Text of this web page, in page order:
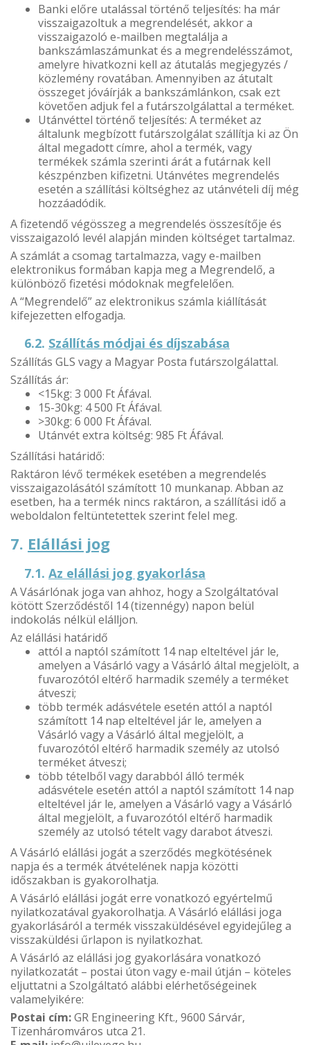
Banki előre utalással történő teljesítés: ha már
visszaigazoltuk a megrendelését, akkor a
visszaigazoló e-mailben megtalálja a
bankszámlaszámunkat és a megrendelésszámot,
amelyre hivatkozni kell az átutalás megjegyzés /
közlemény rovatában. Amennyiben az átutalt
összeget jóváírják a bankszámlánkon, csak ezt
követően adjuk fel a futárszolgálattal a terméket.
Utánvéttel történő teljesítés: A terméket az
általunk megbízott futárszolgálat szállítja ki az Ön
által megadott címre, ahol a termék, vagy
termékek számla szerinti árát a futárnak kell
készpénzben kifizetni. Utánvétes megrendelés
esetén a szállítási költséghez az utánvételi díj még
hozzáadódik.
A fizetendő végösszeg a megrendelés összesítője és
visszaigazoló levél alapján minden költséget tartalmaz.
A számlát a csomag tartalmazza, vagy e-mailben
elektronikus formában kapja meg a Megrendelő, a
különböző fizetési módoknak megfelelően.
A “Megrendelő” az elektronikus számla kiállítását
kifejezetten elfogadja.
6.2. Szállítás módjai és díjszabása
Szállítás GLS vagy a Magyar Posta futárszolgálattal.
Szállítás ár:
<15kg: 3 000 Ft Áfával.
15-30kg: 4 500 Ft Áfával.
>30kg: 6 000 Ft Áfával.
Utánvét extra költség: 985 Ft Áfával.
Szállítási határidő:
Raktáron lévő termékek esetében a megrendelés
visszaigazolásától számított 10 munkanap. Abban az
esetben, ha a termék nincs raktáron, a szállítási idő a
weboldalon feltüntetettek szerint felel meg.
7. Elállási jog
7.1. Az elállási jog gyakorlása
A Vásárlónak joga van ahhoz, hogy a Szolgáltatóval
kötött Szerződéstől 14 (tizennégy) napon belül
indokolás nélkül elálljon.
Az elállási határidő
attól a naptól számított 14 nap elteltével jár le,
amelyen a Vásárló vagy a Vásárló által megjelölt, a
fuvarozótól eltérő harmadik személy a terméket
átveszi;
több termék adásvétele esetén attól a naptól
számított 14 nap elteltével jár le, amelyen a
Vásárló vagy a Vásárló által megjelölt, a
fuvarozótól eltérő harmadik személy az utolsó
terméket átveszi;
több tételből vagy darabból álló termék
adásvétele esetén attól a naptól számított 14 nap
elteltével jár le, amelyen a Vásárló vagy a Vásárló
által megjelölt, a fuvarozótól eltérő harmadik
személy az utolsó tételt vagy darabot átveszi.
A Vásárló elállási jogát a szerződés megkötésének
napja és a termék átvételének napja közötti
időszakban is gyakorolhatja.
A Vásárló elállási jogát erre vonatkozó egyértelmű
nyilatkozatával gyakorolhatja. A Vásárló elállási joga
gyakorlásáról a termék visszaküldésével egyidejűleg a
visszaküldési űrlapon is nyilatkozhat.
A Vásárló az elállási jog gyakorlására vonatkozó
nyilatkozatát – postai úton vagy e-mail útján – köteles
eljuttatni a Szolgáltató alábbi elérhetőségeinek
valamelyikére:
Postai cím:GR Engineering Kft., 9600 Sárvár,
Tizenháromváros utca 21.